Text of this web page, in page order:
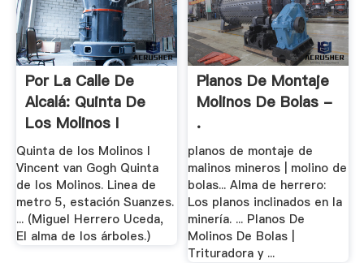
Por La Calle De
Alcalá: Quinta De
Los Molinos I
Quinta de los Molinos I
Vincent van Gogh Quinta
de los Molinos. Linea de
metro 5, estación Suanzes.
... (Miguel Herrero Uceda,
El alma de los árboles.)
Planos De Montaje
Molinos De Bolas -
.
planos de montaje de
malinos mineros | molino de
bolas... Alma de herrero:
Los planos inclinados en la
minería. ... Planos De
Molinos De Bolas |
Trituradora y ...